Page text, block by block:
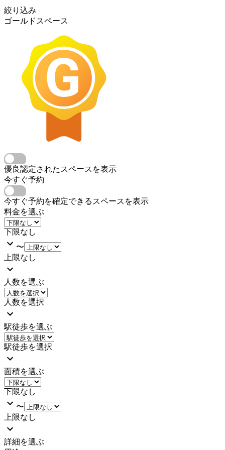
絞り込み
ゴールドスペース
優良認定されたスペースを表示
今すぐ予約
今すぐ予約を確定できるスペースを表示
料金を選ぶ
下限なし
〜
上限なし
人数を選ぶ
人数を選択
駅徒歩を選ぶ
駅徒歩を選択
面積を選ぶ
下限なし
〜
上限なし
詳細を選ぶ